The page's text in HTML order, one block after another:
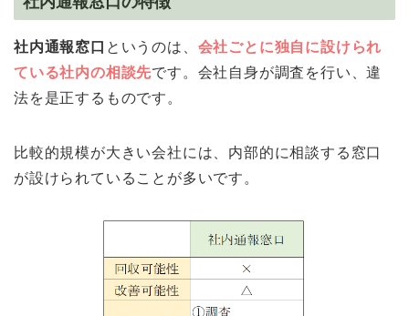
社内通報窓口 というのは、 会社ごとに独自に設けられ
ている社内の相談先です。会社自身が調査を行い、違
法を是正するものです。
比較的規模が大きい会社には、内部的に相談する窓口
が設けられていることが多いです。